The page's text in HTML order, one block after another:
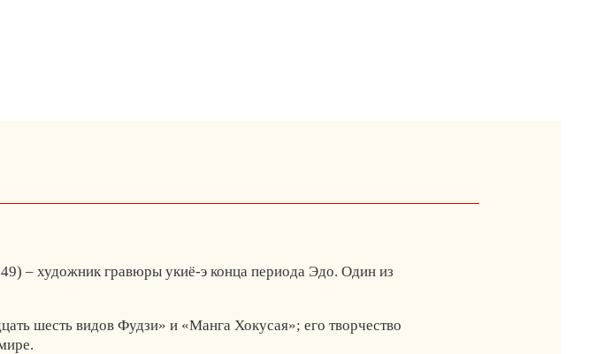
– художник гравюры укиё-э конца периода Эдо. Один из
шесть видов Фудзи» и «Манга Хокусая»; его творчество